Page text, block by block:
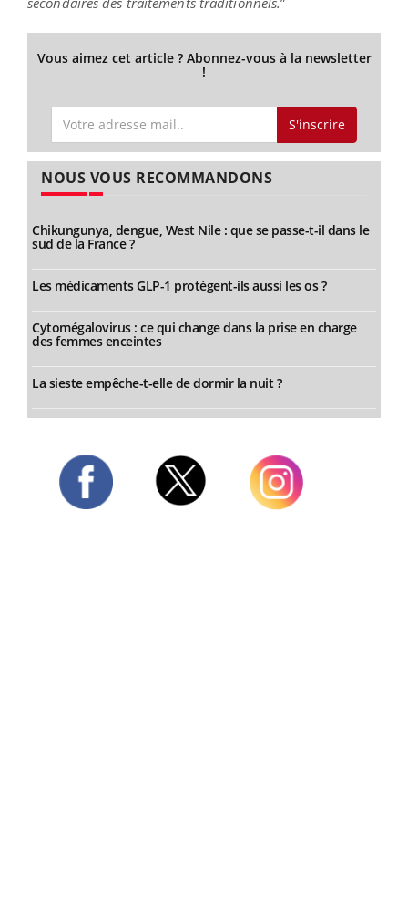
Vous aimez cet article ? Abonnez-vous à la newsletter
!
S'inscrire
NOUS VOUS RECOMMANDONS
Chikungunya, dengue, West Nile : que se passe-t-il dans le
sud de la France ?
Les médicaments GLP-1 protègent-ils aussi les os ?
Cytomégalovirus : ce qui change dans la prise en charge
des femmes enceintes
La sieste empêche-t-elle de dormir la nuit ?